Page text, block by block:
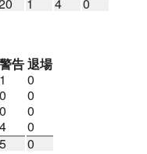
警告退場
1
0
0
0
0
0
4
0
5 0